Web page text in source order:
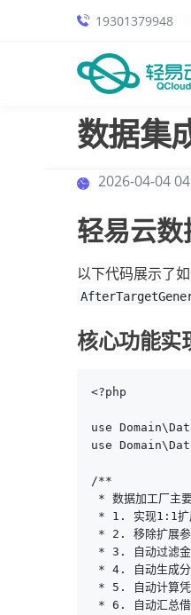
19301379948
数据集
2026-04-04
轻易云
以下代码展示了
核心功能实
<?php
use
use
/**
* 数据加工厂主要
* 1. 实现1:1扩展
* 2. 移除扩展参
* 3. 自动过滤金
* 4. 自动生成分
* 5. 自动计算凭
* 6. 自动汇总借